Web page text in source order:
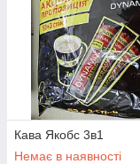
Кава Якобс 3в1
Немає в наявності